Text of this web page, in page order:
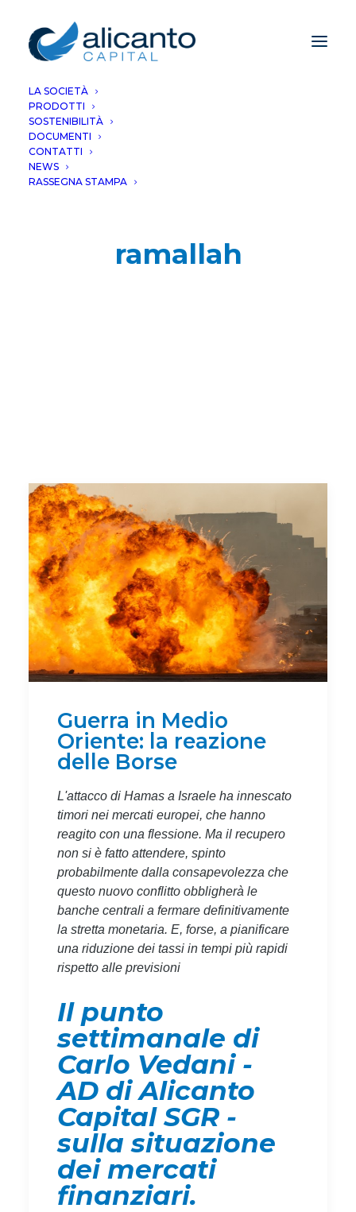
LA SOCIETÀ
PRODOTTI
SOSTENIBILITÀ
DOCUMENTI
CONTATTI
NEWS
RASSEGNA STAMPA
ramallah
Guerra in Medio
Oriente: la reazione
delle Borse
L'attacco di Hamas a Israele ha innescato
timori nei mercati europei, che hanno
reagito con una flessione. Ma il recupero
non si è fatto attendere, spinto
probabilmente dalla consapevolezza che
questo nuovo conflitto obbligherà le
banche centrali a fermare definitivamente
la stretta monetaria. E, forse, a pianificare
una riduzione dei tassi in tempi più rapidi
rispetto alle previsioni
Il punto
settimanale di
Carlo Vedani -
AD di Alicanto
Capital SGR -
sulla situazione
dei mercati
finanziari.